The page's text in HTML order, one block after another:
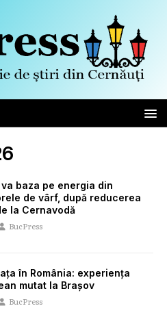
va baza pe energia din
de vârf, după reducerea
la Cernavodă
BucPress
în România: experiența
mutat la Brașov
BucPress